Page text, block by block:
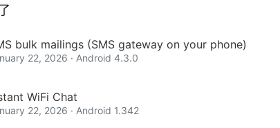
bulk mailings (SMS gateway on your phone)
22, 2026 · Android 4.3.0
WiFi Chat
22, 2026 · Android 1.342